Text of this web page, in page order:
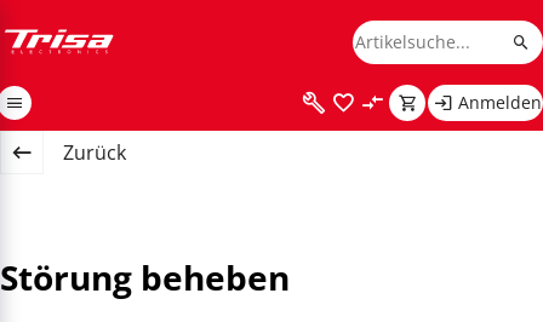
Anmelden
Zurück
Störung beheben